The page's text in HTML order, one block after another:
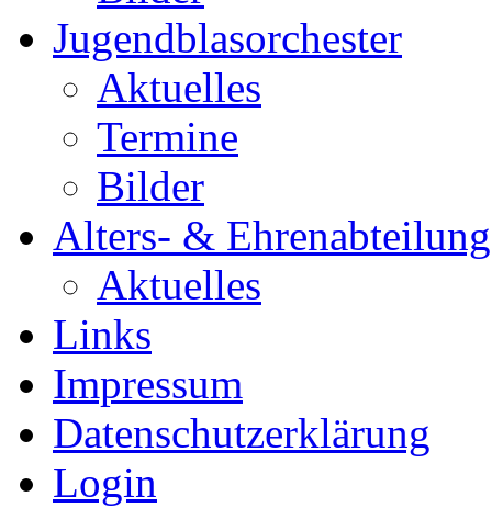
Jugendblasorchester
Aktuelles
Termine
Bilder
Alters- & Ehrenabteilung
Aktuelles
Links
Impressum
Datenschutzerklärung
Login